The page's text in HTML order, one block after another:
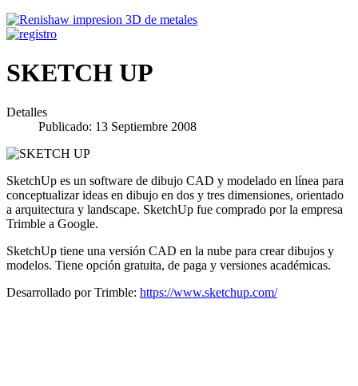
SKETCH UP
Detalles
Publicado: 13 Septiembre 2008
SketchUp es un software de dibujo CAD y modelado en línea para
conceptualizar ideas en dibujo en dos y tres dimensiones, orientado
a arquitectura y landscape. SketchUp fue comprado por la empresa
Trimble a Google.
SketchUp tiene una versión CAD en la nube para crear dibujos y
modelos. Tiene opción gratuita, de paga y versiones académicas.
Desarrollado por Trimble: https://www.sketchup.com/